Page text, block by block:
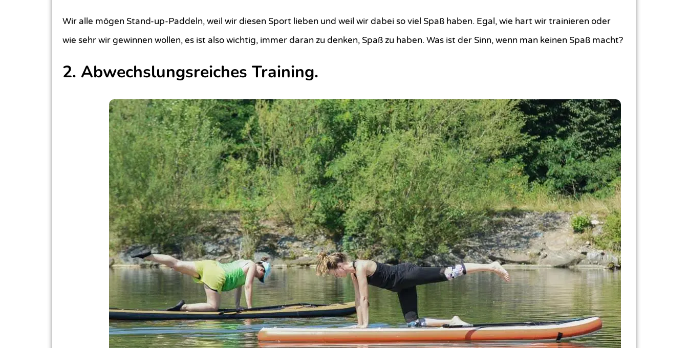
Wir alle mögen Stand-up-Paddeln, weil wir diesen Sport lieben und weil wir dabei so viel Spaß haben. Egal, wie hart wir trainieren oder
wie sehr wir gewinnen wollen, es ist also wichtig, immer daran zu denken, Spaß zu haben. Was ist der Sinn, wenn man keinen Spaß macht?
2. Abwechslungsreiches Training.